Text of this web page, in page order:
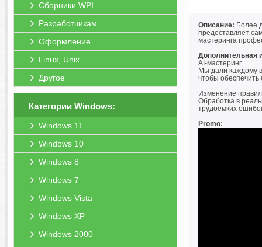
Сборники WPI
Разработчикам
Оформление
Linux, Unix
Другое
Категории Windows:
Windows 11
Windows 10
Windows 8
Windows 7
Windows Vista
Windows XP
Windows 2000
Описание: Более
предоставляет
мастеринга
Дополнительная
AI-мастеринг
Мы дали каждому
чтобы
Изменение
Обработка в
трудоемких
Promo: